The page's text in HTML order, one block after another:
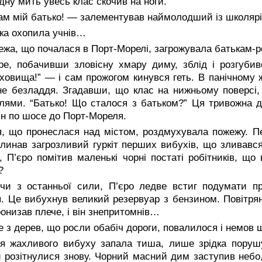
мій батько! — залементував наймолодший із
охопила учнів…
що почалася в Порт-Морелі, загрожувала батькам-
побачивши зловісну хмару диму, зблід і
— і сам прожогом кинувся геть. В
безладдя. Згадавши, що клас на нижньому поверсі,
“Батько! Що сталося з батьком?” Ця тривожна
по шосе до Порт-Мореля.
що пронеслася над містом, роздмухувала пожежу.
загрозливий гуркіт перших вибухів, що
П’єро помітив маленькі чорні постаті робітників,
з останньої сили, П’єро ледве встиг подумати
Це вибухнув великий резервуар з бензином.
плече, і він знепритомнів…
з дерев, що росли обабіч дороги, повалилося і немов
жахливого вибуху запала тиша, лише зрідка
розітнулися знову. Чорний масний дим заступив